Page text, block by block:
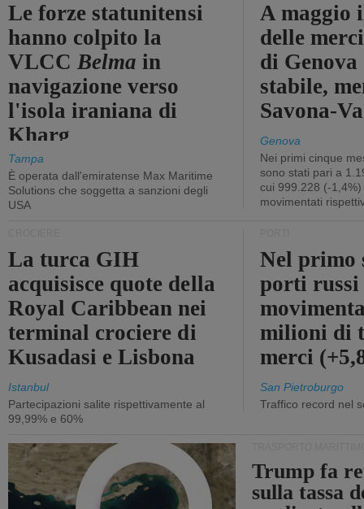
Le forze statunitensi
hanno colpito la
VLCCBelma in
navigazione verso
l'isola iraniana di
Kharg
Tampa
È operata dall'emiratense Max Maritime
Solutions che soggetta a sanzioni degli
USA
A maggio
delle
di
stabile,
Savona-
Genova
Nei primi cinque
sono stati pari a
cui 999.228 (-
movimentati
La turca GIH
acquisisce quote della
Royal Caribbean nei
terminal crociere di
Kusadasi e Lisbona
Istanbul
Partecipazioni salite rispettivamente al
99,99% e 60%
Nel primo
porti russi
milioni di
merci
San Pietroburgo
Traffico record nel
Trump fa
sulla tassa